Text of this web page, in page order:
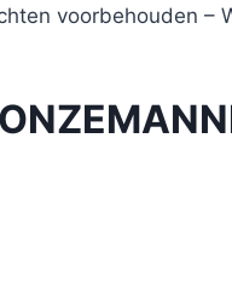
voorbehouden –